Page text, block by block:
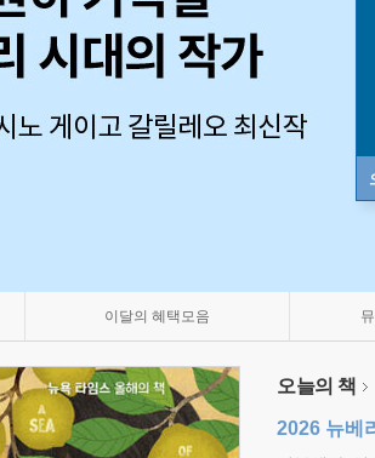
이달의 혜택모음
오늘의 책
2026 뉴베